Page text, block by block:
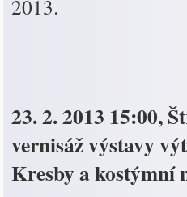
2013.
23. 2. 2013 15:00,
vernisáž výstavy
Kresby a kostýmní